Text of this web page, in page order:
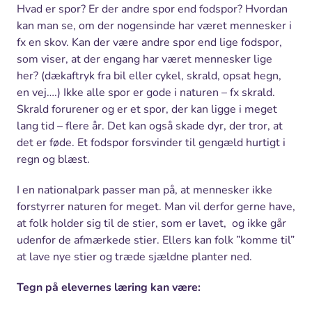
Hvad er spor? Er der andre spor end fodspor? Hvordan
kan man se, om der nogensinde har været mennesker i
fx en skov. Kan der være andre spor end lige fodspor,
som viser, at der engang har været mennesker lige
her? (dækaftryk fra bil eller cykel, skrald, opsat hegn,
en vej….) Ikke alle spor er gode i naturen – fx skrald.
Skrald forurener og er et spor, der kan ligge i meget
lang tid – flere år. Det kan også skade dyr, der tror, at
det er føde. Et fodspor forsvinder til gengæld hurtigt i
regn og blæst.
I en nationalpark passer man på, at mennesker ikke
forstyrrer naturen for meget. Man vil derfor gerne have,
at folk holder sig til de stier, som er lavet, og ikke går
udenfor de afmærkede stier. Ellers kan folk ”komme til”
at lave nye stier og træde sjældne planter ned.
Tegn på elevernes læring kan være: